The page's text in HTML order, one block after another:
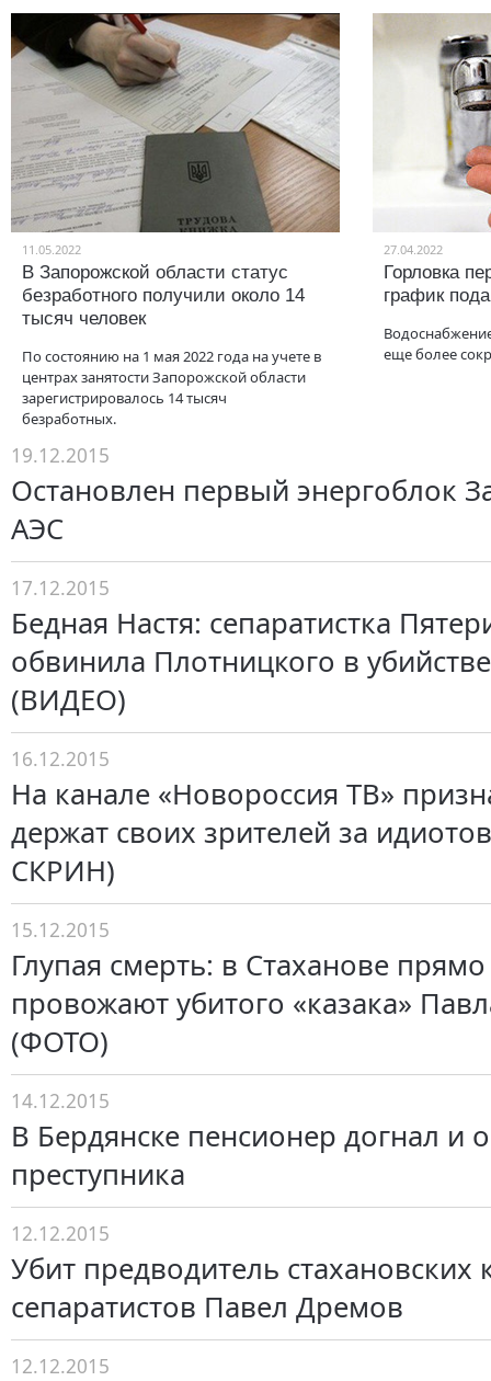
11.05.2022
В Запорожской области статус
безработного получили около 14
тысяч человек
По состоянию на 1 мая 2022 года на учете в
центрах занятости Запорожской области
зарегистрировалось 14 тысяч
безработных.
27.04.2022
Горловка
график
еще более
19.12.2015
Остановлен первый энергоблок
АЭС
17.12.2015
Бедная Настя: сепаратистка
обвинила Плотницкого в
(ВИДЕО)
16.12.2015
На канале «Новороссия ТВ»
держат своих зрителей за
СКРИН)
15.12.2015
Глупая смерть: в Стаханове
провожают убитого «казака»
(ФОТО)
14.12.2015
В Бердянске пенсионер догнал и
преступника
12.12.2015
Убит предводитель стахановских
сепаратистов Павел Дремов
12.12.2015